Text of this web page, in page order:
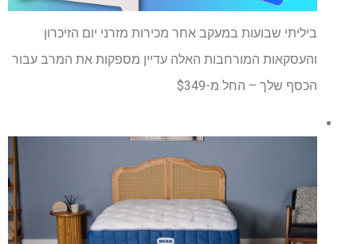
ביליתי שבועות במעקב אחר מכירות מזרני יום הזיכרון
והעסקאות המורחבות האלה עדיין מספקות את המרב עבור
הכסף שלך – החל מ-$349